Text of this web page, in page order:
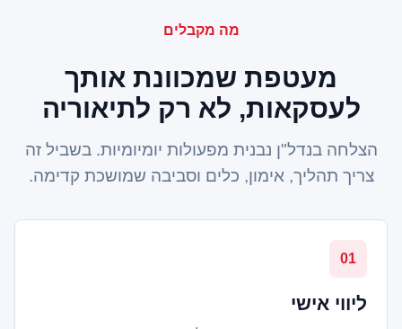
מה מקבלים
מעטפת שמכוונת אותך
לעסקאות, לא רק לתיאוריה
הצלחה בנדל"ן נבנית מפעולות יומיומיות. בשביל זה
צריך תהליך, אימון, כלים וסביבה שמושכת קדימה.
01
ליווי אישי